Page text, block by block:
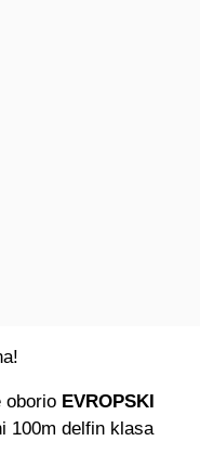
oborio EVROPSKI
100m delfin klasa